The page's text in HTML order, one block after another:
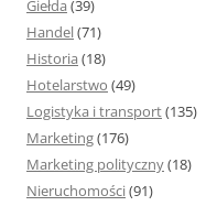
Giełda (39)
Handel(71)
Historia (18)
Hotelarstwo (49)
Logistyka i transport(135)
Marketing(176)
Marketing polityczny(18)
Nieruchomości(91)